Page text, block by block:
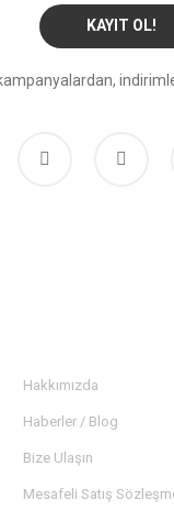
KAYIT OL!
Hakkımızda
Haberler / Blog
Bize Ulaşın
Mesafeli Satış